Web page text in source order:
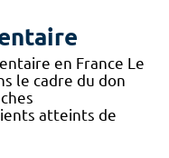
en France Le
le cadre du don
atteints de